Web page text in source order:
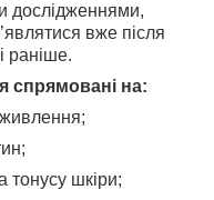
дослідженнями,
вже після
раніше.
спрямовані на:
тонусу шкіри;